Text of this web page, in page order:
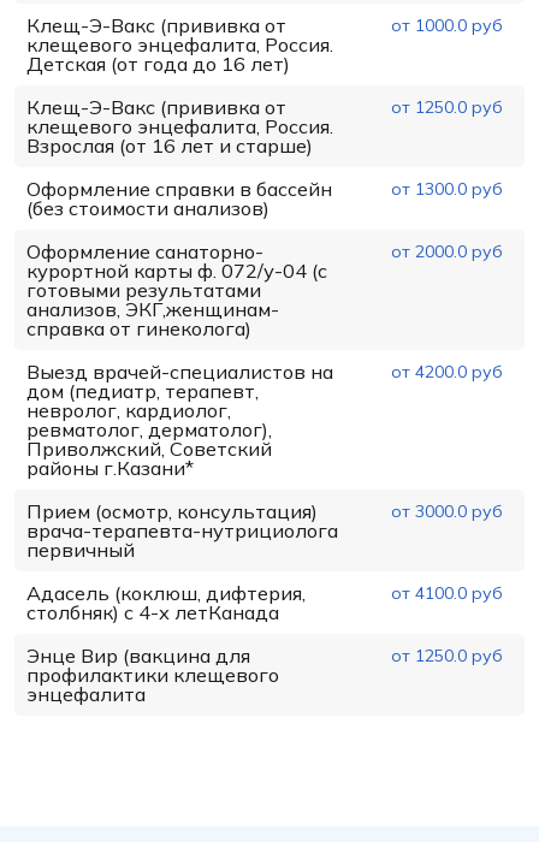
Клещ-Э-Вакс (прививка от
клещевого энцефалита, Россия.
Детская (от года до 16 лет)
от 1000.0 руб
Клещ-Э-Вакс (прививка от
клещевого энцефалита, Россия.
Взрослая (от 16 лет и старше)
от 1250.0 руб
Оформление справки в бассейн
(без стоимости анализов)
от 1300.0 руб
Оформление санаторно-
курортной карты ф. 072/у-04 (с
готовыми результатами
анализов, ЭКГ,женщинам-
справка от гинеколога)
от 2000.0 руб
Выезд врачей-специалистов на
дом (педиатр, терапевт,
невролог, кардиолог,
ревматолог, дерматолог),
Приволжский, Советский
районы г.Казани*
от 4200.0 руб
Прием (осмотр, консультация)
врача-терапевта-нутрициолога
первичный
от 3000.0 руб
Адасель (коклюш, дифтерия,
столбняк) с 4-х летКанада
от 4100.0 руб
Энце Вир (вакцина для
профилактики клещевого
энцефалита
от 1250.0 руб